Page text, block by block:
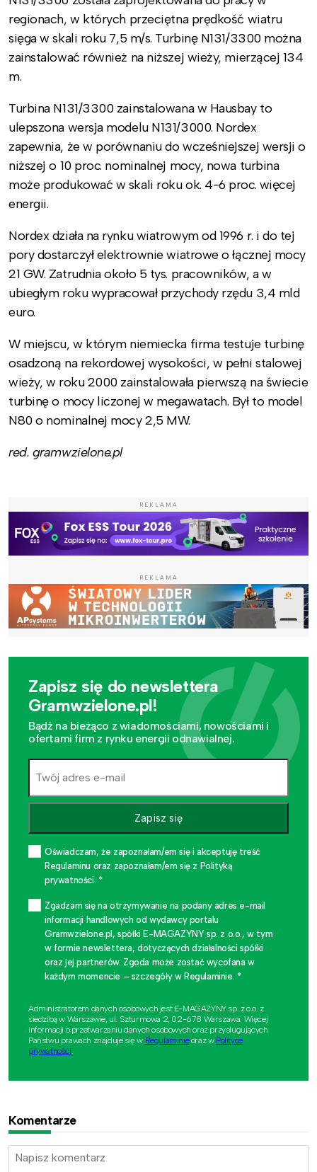
regionach, w których przeciętna prędkość wiatru
sięga w skali roku 7,5 m/s. Turbinę N131/3300 można
zainstalować również na niższej wieży, mierzącej 134
m.
Turbina N131/3300 zainstalowana w Hausbay to
ulepszona wersja modelu N131/3000. Nordex
zapewnia, że w porównaniu do wcześniejszej wersji o
niższej o 10 proc. nominalnej mocy, nowa turbina
może produkować w skali roku ok. 4-6 proc. więcej
energii.
Nordex działa na rynku wiatrowym od 1996 r. i do tej
pory dostarczył elektrownie wiatrowe o łącznej mocy
21 GW. Zatrudnia około 5 tys. pracowników, a w
ubiegłym roku wypracował przychody rzędu 3,4 mld
euro.
W miejscu, w którym niemiecka firma testuje turbinę
osadzoną na rekordowej wysokości, w pełni stalowej
wieży, w roku 2000 zainstalowała pierwszą na świecie
turbinę o mocy liczonej w megawatach. Był to model
N80 o nominalnej mocy 2,5 MW.
red. gramwzielone.pl
REKLAMA
REKLAMA
Zapisz się do newslettera
Gramwzielone.pl!
Bądź na bieżąco z wiadomościami, nowościami i
ofertami firm z rynku energii odnawialnej.
Zapisz się
Oświadczam, że zapoznałam/em się i akceptuję treść
Regulaminu oraz zapoznałam/em się z Polityką
prywatności. *
Zgadzam się na otrzymywanie na podany adres e-mail
informacji handlowych od wydawcy portalu
Gramwzielone.pl, spółki E-MAGAZYNY sp. z o.o., w tym
w formie newslettera, dotyczących działalności spółki
oraz jej partnerów. Zgoda może zostać wycofana w
każdym momencie – szczegóły w Regulaminie. *
Administratorem danych osobowych jest E-MAGAZYNY sp. z o.o. z
siedzibą w Warszawie, ul. Szturmowa 2, 02-678 Warszawa. Więcej
informacji o przetwarzaniu danych osobowych oraz przysługujących
Państwu prawach znajduje się w Regulaminieoraz w Polityce
prywatności.
Komentarze